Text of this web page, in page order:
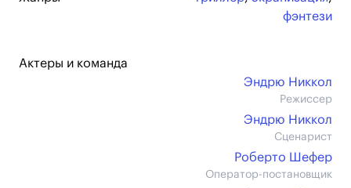
фэнтези
Актеры и команда
Эндрю Никкол
Режиссер
Эндрю Никкол
Сценарист
Роберто Шефер
Оператор-постановщик